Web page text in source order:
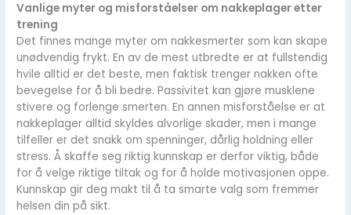
Vanlige myter og misforståelser om nakkeplager etter
trening
Det finnes mange myter om nakkesmerter som kan skape
unødvendig frykt. En av de mest utbredte er at fullstendig
hvile alltid er det beste, men faktisk trenger nakken ofte
bevegelse for å bli bedre. Passivitet kan gjøre musklene
stivere og forlenge smerten. En annen misforståelse er at
nakkeplager alltid skyldes alvorlige skader, men i mange
tilfeller er det snakk om spenninger, dårlig holdning eller
stress. Å skaffe seg riktig kunnskap er derfor viktig, både
for å velge riktige tiltak og for å holde motivasjonen oppe.
Kunnskap gir deg makt til å ta smarte valg som fremmer
helsen din på sikt.